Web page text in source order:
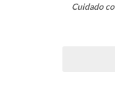
Cuidado